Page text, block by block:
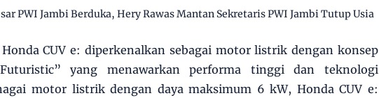
PWI Jambi Berduka, Hery Rawas Mantan Sekretaris PWI Jambi Tutup Usia
CUV e: diperkenalkan sebagai motor listrik dengan konsep
yang menawarkan performa tinggi dan teknologi
motor listrik dengan daya maksimum 6 kW, Honda CUV e: